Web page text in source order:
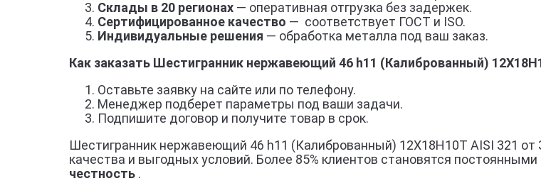
Склады в 20 регионах — оперативная отгрузка без задержек.
Сертифицированное качество — соответствует ГОСТ и ISO.
Индивидуальные решения — обработка металла под ваш заказ.
Как заказать Шестигранник нержавеющий 46 h11 (Калиброванный)
Оставьте заявку на сайте или по телефону.
Менеджер подберет параметры под ваши задачи.
Подпишите договор и получите товар в срок.
Шестигранник нержавеющий 46 h11 (Калиброванный) 12Х18Н10Т AISI 321
качества и выгодных условий. Более 85% клиентов становятся
честность .